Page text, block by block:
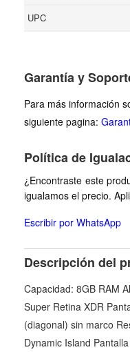
UPC
Garantía y
Para más información
siguiente pagina:
Política de
¿Encontraste este
igualamos el precio.
Escribir por WhatsApp
Descripción del
Capacidad: 8GB RAM
Super Retina XDR
(diagonal) sin marco
Dynamic Island